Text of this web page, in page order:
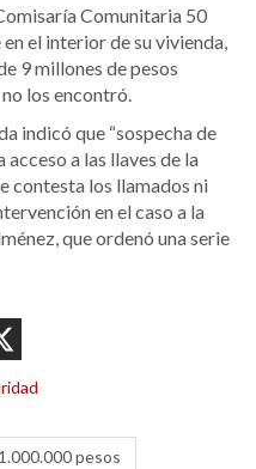
Comunitaria 50
el interior de su vivienda,
9 millones de pesos
los encontró.
indicó que “sospecha de
acceso a las llaves de la
contesta los llamados ni
en el caso a la
que ordenó una serie
pesos